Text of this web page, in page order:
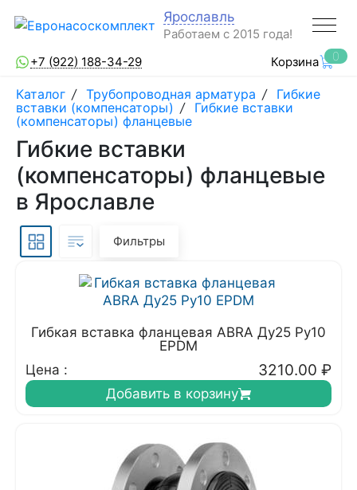
Ярославль
Работаем с 2015 года!
+7 (922) 188-34-29
Корзина 0
Каталог / Трубопроводная арматура / Гибкие
вставки (компенсаторы) / Гибкие вставки
(компенсаторы) фланцевые
Гибкие вставки
(компенсаторы) фланцевые
в Ярославле
Фильтры
Гибкая вставка фланцевая ABRA Ду25 Ру10
EPDM
Цена :
3210.00 ₽
Добавить в корзину